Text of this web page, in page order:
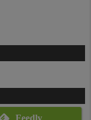
Feedly